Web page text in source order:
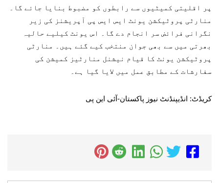
پر اقلیتی کمیٹیوں سے رابطوں کو مضبوط بنایا جائے گا۔
منارٹی پروٹیکشن یونٹ ایس ایس پی آپریشنز کی زیر
نگرانی فرائض سر انجام دے گا۔ اس یونٹ کیلیے حالیہ
بھرتی میں سے بھی جوان منتخب کیے گئے ہیں۔ منارٹی
پروٹیکشن یونٹ کا قیام نیشنل منارٹیز کمیشن کی
سفارشات کے مطابق عمل میں لایا گیا ہے۔
کریڈٹ: انڈیپنڈنٹ نیوز پاکستان-آئی این پی